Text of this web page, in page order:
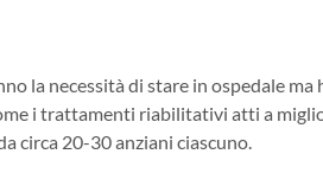
la necessità di stare in ospedale
i trattamenti riabilitativi atti a
circa 20-30 anziani ciascuno.